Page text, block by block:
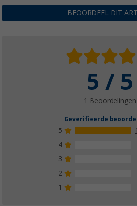
BEOORDEEL DIT
5 / 5
1 Beoordelingen
Geverifieerde
5
4
3
2
1